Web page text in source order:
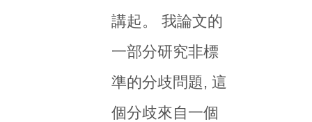
講起。 我論文的
一部分研究非標
準的分歧問題, 這
個分歧來自一個